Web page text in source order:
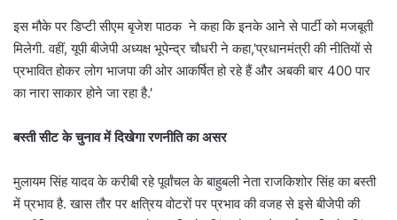
इस मौके पर डिप्टी सीएम बृजेश पाठक ने कहा कि इनके आने से पार्टी को मजबूती
मिलेगी. वहीं, यूपी बीजेपी अध्यक्ष भूपेन्द्र चौधरी ने कहा,'प्रधानमंत्री की नीतियों से
प्रभावित होकर लोग भाजपा की ओर आकर्षित हो रहे हैं और अबकी बार 400 पार
का नारा साकार होने जा रहा है.'
बस्ती सीट के चुनाव में दिखेगा रणनीति का असर
मुलायम सिंह यादव के करीबी रहे पूर्वांचल के बाहुबली नेता राजकिशोर सिंह का बस्ती
में प्रभाव है. खास तौर पर क्षत्रिय वोटरों पर प्रभाव की वजह से इसे बीजेपी की